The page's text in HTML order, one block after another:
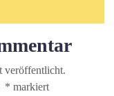
veröffentlicht.
* markiert